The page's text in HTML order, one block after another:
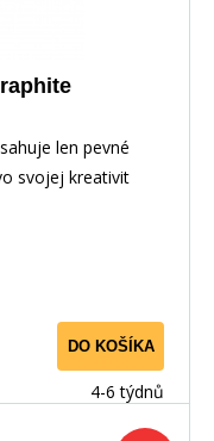
len pevné
svojej kreativit
DO KOŠÍKA
4-6 týdnů